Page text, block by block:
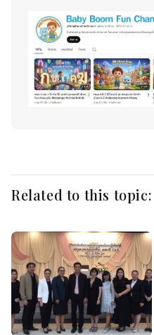
Related to this topic: